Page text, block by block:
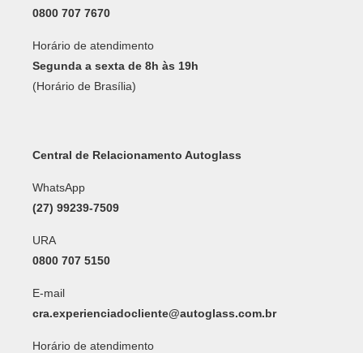
0800 707 7670
Horário de atendimento
Segunda a sexta de 8h às 19h
(Horário de Brasília)
Central de Relacionamento Autoglass
WhatsApp
(27) 99239-7509
URA
0800 707 5150
E-mail
cra.experienciadocliente@autoglass.com.br
Horário de atendimento